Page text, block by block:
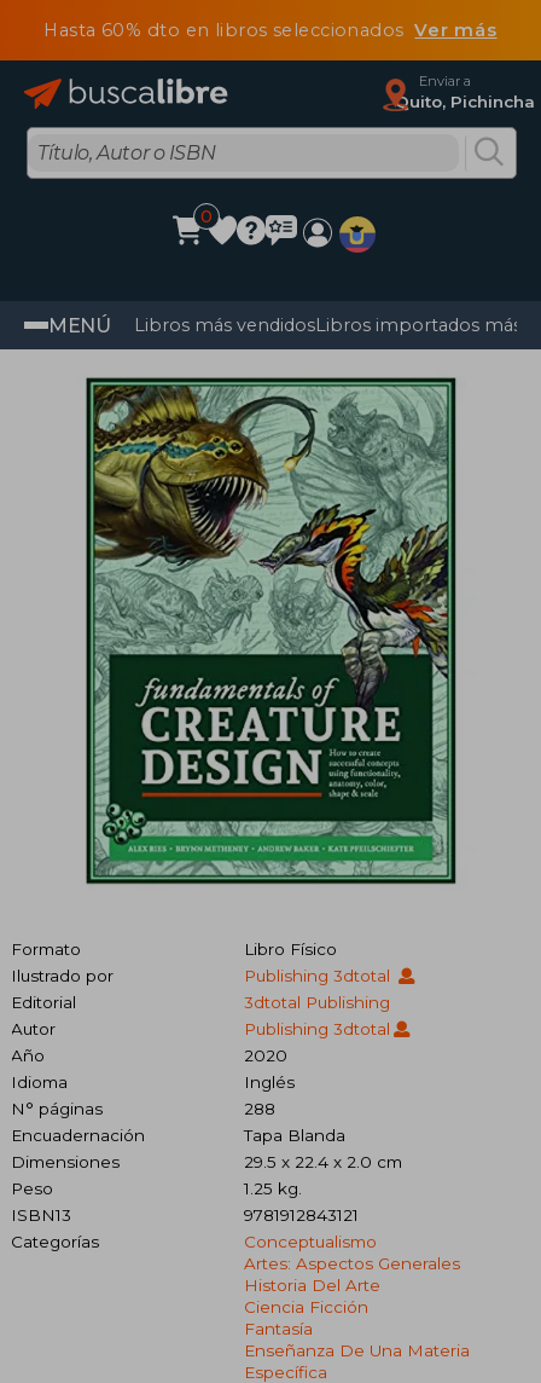
Hasta 60% dto en libros seleccionadosVer más
Enviar a
Quito, Pichincha
0
MENÚ Libros más vendidosLibros importados más
Formato
Libro Físico
Ilustrado por
Publishing 3dtotal
Editorial
3dtotal Publishing
Autor
Publishing 3dtotal
Año
2020
Idioma
Inglés
N° páginas
288
Encuadernación
Tapa Blanda
Dimensiones
29.5 x 22.4 x 2.0 cm
Peso
1.25 kg.
ISBN13
9781912843121
Categorías
Conceptualismo
Artes: Aspectos Generales
Historia Del Arte
Ciencia Ficción
Fantasía
Enseñanza De Una Materia
Específica